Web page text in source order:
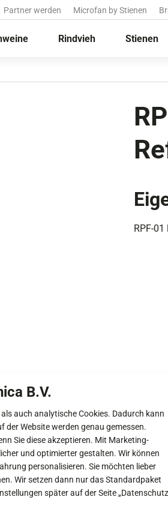
Partner werden Microfan by Stienen
Rindvieh Stienen
RPF-
B.V.
auch analytische Cookies. Dadurch kann
der Website werden genau gemessen.
Sie diese akzeptieren. Mit Marketing-
und optimierter gestalten. Wir können
personalisieren. Sie möchten lieber
Wir setzen dann nur das Standardpaket
später auf der Seite